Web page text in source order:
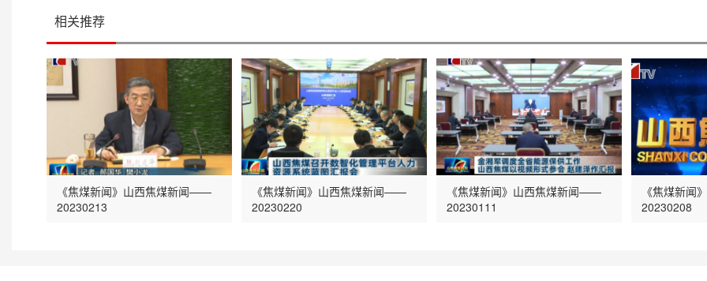
相关推荐
《焦煤新闻》山西焦煤新闻——
20230213
《焦煤新闻》山西焦煤新闻——
20230220
《焦煤新闻》山西焦煤新闻——
20230111
《焦煤新
20230208